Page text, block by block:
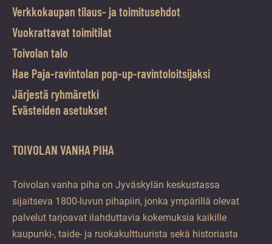
Verkkokaupan tilaus- ja toimitusehdot
Vuokrattavat toimitilat
Toivolan talo
Hae Paja-ravintolan pop-up-ravintoloitsijaksi
Järjestä ryhmäretki
Evästeiden asetukset
TOIVOLAN VANHA PIHA
Toivolan vanha piha on Jyväskylän keskustassa
sijaitseva 1800-luvun pihapiiri, jonka ympärillä olevat
palvelut tarjoavat ilahduttavia kokemuksia kaikille
kaupunki-, taide- ja ruokakulttuurista sekä historiasta